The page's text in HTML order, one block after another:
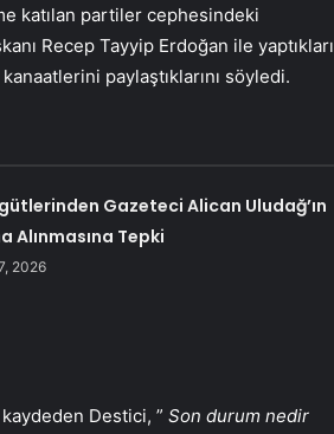
katılan partiler cephesindeki
Recep Tayyip Erdoğan ile yaptıkları
paylaştıklarını söyledi.
Gazeteci Alican Uludağ’ın
Alınmasına Tepki
2026
Destici, ” Son durum nedir